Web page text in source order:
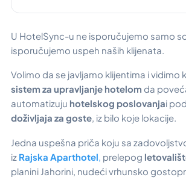
U HotelSync-u ne isporučujemo samo
isporučujemo uspeh naših klijenata.
Volimo da se javljamo klijentima i vidimo
sistem za upravljanje hotelom da
automatizuju hotelskog poslovanjai
doživljaja za goste, iz bilo koje lokacije.
Jedna uspešna priča koju sa
iz Rajska Aparthotel prelepog
planini Jahorini, nudeći vrhunsko